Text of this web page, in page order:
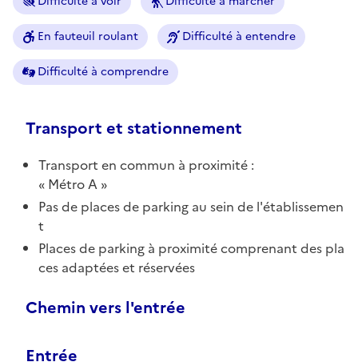
En fauteuil roulant Difficulté à entendre
Difficulté à comprendre
Transport et stationnement
Transport en commun à proximité :
Métro A
Pas de places de parking au sein de l'établissemen
t
Places de parking à proximité comprenant des pla
ces adaptées et réservées
Chemin vers l'entrée
Entrée